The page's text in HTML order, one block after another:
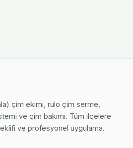
çim ekimi, rulo çim serme,
ve çim bakımı. Tüm ilçelere
ve profesyonel uygulama.